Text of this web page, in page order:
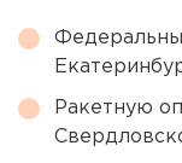
Ракетную